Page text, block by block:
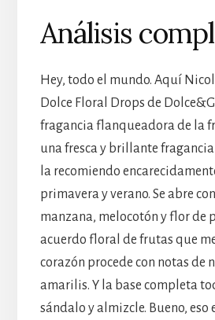
Análisis
Hey, todo el mundo. Aquí
Dolce Floral Drops de
fragancia flanqueadora de la
una fresca y brillante
la recomiendo
primavera y verano. Se abre
manzana, melocotón y flor de
acuerdo floral de frutas que
corazón procede con notas de
amarilis. Y la base completa
sándalo y almizcle. Bueno, eso